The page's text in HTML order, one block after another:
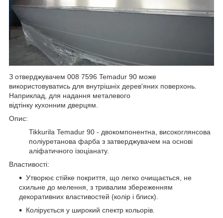
З отверджувачем 008 7596 Temadur 90 може
використовуватись для внутрішніх дерев'яних поверхонь.
Наприклад, для надання металевого
відтінку кухонним дверцям.
Опис:
Tikkurila Temadur 90 - двокомпонентна, високоглянсова
поліуретанова фарба з затверджувачем на основі
аліфатичного ізоціанату.
Властивості:
Утворює стійке покриття, що легко очищається, не
схильне до мелення, з тривалим збереженням
декоративних властивостей (колір і блиск).
Колірується у широкий спектр кольорів.